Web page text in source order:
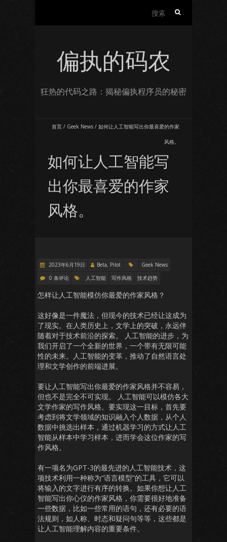
偏执的码农
狂热的代码之路：揭秘偏执程序员的秘密
首页 / Geek News / 如何让人工智能写出你最喜爱的作家
风格。
如何让人工智能写
出你最喜爱的作家
风格。
2023年6月19日 Beta, Pilot
Geek News
0 条评论
人工智能 写作风格 技术趋势
怎样让人工智能模仿你最爱的作家风格？
这好像是一件魔法，但现今的技术已经让这成为
了现实。在人类历史上，文学上的突破，永远伴
随着对于技术前沿的探索。 人工智能的进步，为
我们开启了一个全新的世界，一个带有无限可能
性的未来。人工智能的变革，推动了自然语言处
理和文学创作的前端进展。
要让人工智能写出你最爱的作家风格并不容易，
但也不是完全不可实现。 人工智能可以模仿各大
文学作家的写作风格。要实现这一目标，首先要
考虑到将文学领域的知识融入个人数据，从个人
数据中挑选出样本，通过机器学习的方式让人工
智能从样本中学习样本，进而学会这位作家的写
作风格。
有一项名为GPT-3的最先进的人工智能技术，这
项技术利用一种称为“语言模型”的工具，它可以
将输入的文字进行有序的转换。如果你想让人工
智能写出你心仪的作家风格，你需要很好地准备
一些数据，比如一些常用的语句，还有必要的语
法规则，如人称、时态和疑问句等等，这些都是
让人工智能理解内容的重要条件。